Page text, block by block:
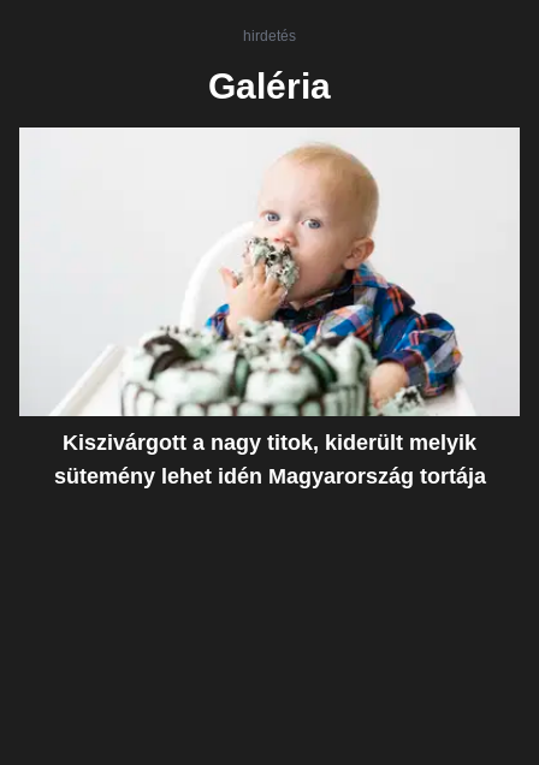
hirdetés
Galéria
Kiszivárgott a nagy titok, kiderült melyik
sütemény lehet idén Magyarország tortája